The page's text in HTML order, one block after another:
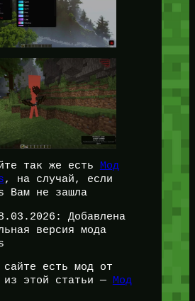
так же есть
Мод
, на случай, если
Вам не зашла
Добавлена
версия мода
есть мод от
из этой статьи — Мод